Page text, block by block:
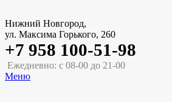
Нижний Новгород,
ул. Максима Горького, 260
+7 958 100-51-98
Ежедневно: с 08-00 до 21-00
Меню